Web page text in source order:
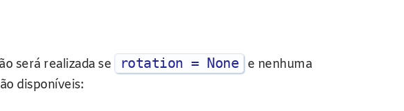
será realizada se
rotation = None
e nenhuma
disponíveis: